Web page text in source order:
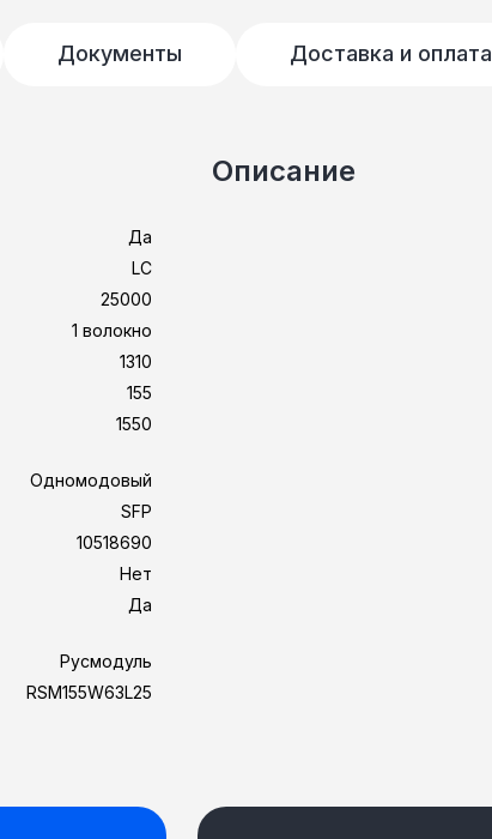
Документы Доставка и оплата
Да
LC
25000
1 волокно
1310
155
1550
Одномодовый
SFP
10518690
Нет
Да
Русмодуль
RSM155W63L25
Описание